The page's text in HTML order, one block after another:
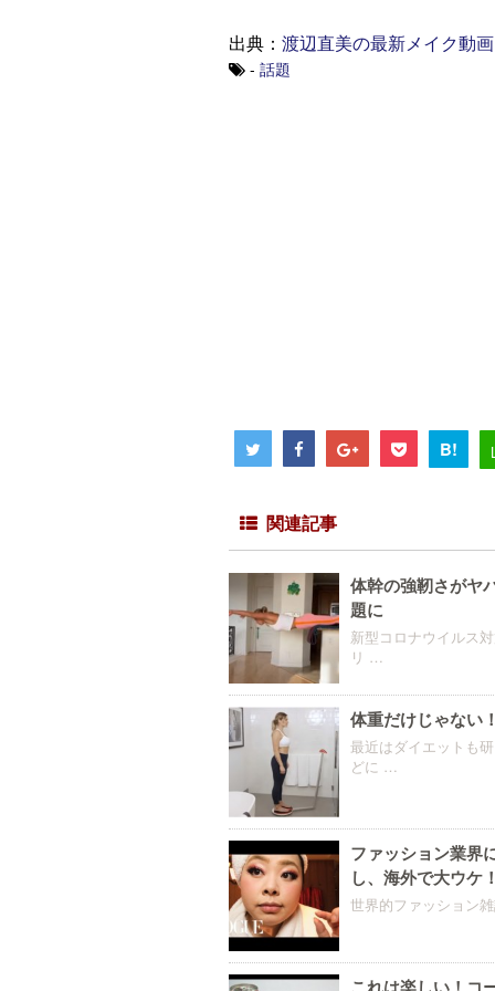
出典： 渡辺直美の最新メイク動
- 話題
B!
関連記事
体幹の強靭さがヤ
題に
新型コロナウイルス
リ …
体重だけじゃない
最近はダイエットも
どに …
ファッション業界
し、海外で大ウケ
世界的ファッション